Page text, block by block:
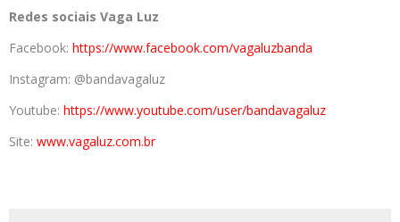
Redes sociais Vaga Luz
Facebook: https://www.facebook.com/vagaluzbanda
Instagram: @bandavagaluz
Youtube: https://www.youtube.com/user/bandavagaluz
Site: www.vagaluz.com.br